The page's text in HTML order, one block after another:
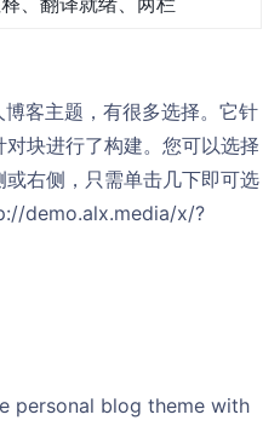
客主题，有很多选择。它针
块进行了构建。您可以选择
右侧，只需单击几下即可选
demo.alx.media/x/?
personal blog theme with